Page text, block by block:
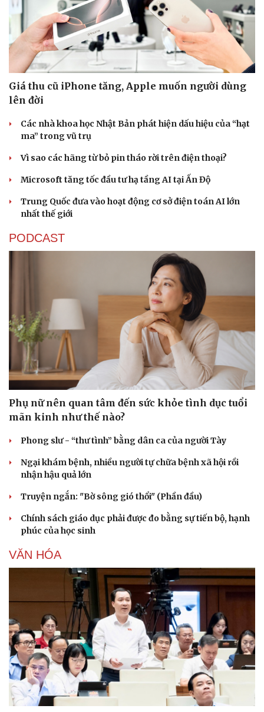
Dinh dưỡng - món ngon
Cây thuốc
Nhi khoa
Nam khoa
Đời sống
Nhà đẹp
Giá thu cũ iPhone tăng, Apple muốn người dùng
lên đời
Các nhà khoa học Nhật Bản phát hiện dấu hiệu của “hạt
ma” trong vũ trụ
Vì sao các hãng từ bỏ pin tháo rời trên điện thoại?
Microsoft tăng tốc đầu tư hạ tầng AI tại Ấn Độ
Trung Quốc đưa vào hoạt động cơ sở điện toán AI lớn
nhất thế giới
PODCAST
Phụ nữ nên quan tâm đến sức khỏe tình dục tuổi
mãn kinh như thế nào?
Phong slư - “thư tình” bằng dân ca của người Tày
Ngại khám bệnh, nhiều người tự chữa bệnh xã hội rồi
nhận hậu quả lớn
Truyện ngắn: "Bờ sông gió thổi" (Phần đầu)
Chính sách giáo dục phải được đo bằng sự tiến bộ, hạnh
phúc của học sinh
VĂN HÓA